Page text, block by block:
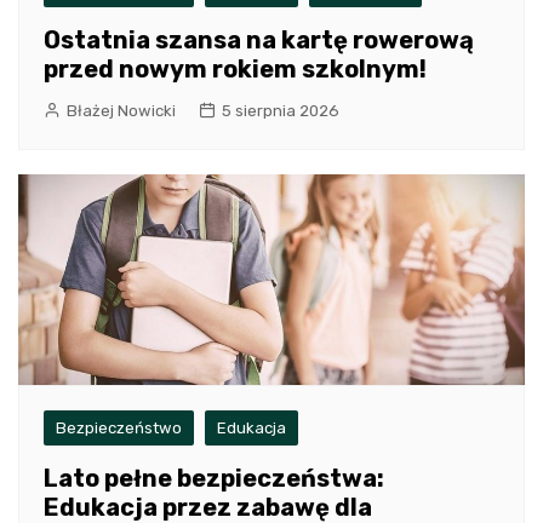
Ostatnia szansa na kartę rowerową
przed nowym rokiem szkolnym!
Błażej Nowicki 5 sierpnia 2026
Bezpieczeństwo Edukacja
Lato pełne bezpieczeństwa:
Edukacja przez zabawę dla